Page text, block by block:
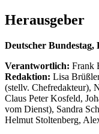
Herausgeber
Deutscher Bundestag,
Verantwortlich: Frank
Redaktion: Lisa
(stellv. Chefredakteur),
Claus Peter Kosfeld,
vom Dienst), Sandra
Helmut Stoltenberg,